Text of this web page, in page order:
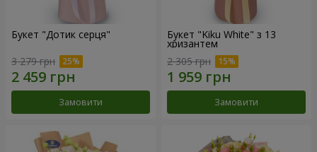
Букет "Дотик серця"
3 279 грн
Замовити
Букет "Kiku White" з 13
хризантем
2 305 грн
Замовити